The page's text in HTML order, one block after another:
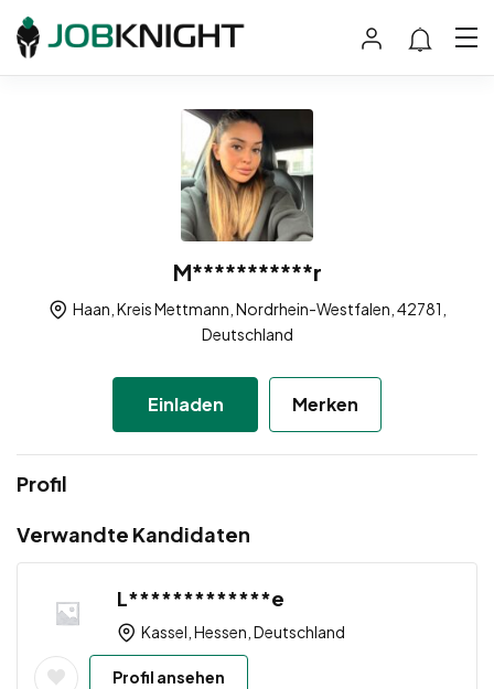
M***********r
Haan, Kreis Mettmann, Nordrhein-Westfalen, 42781,
Deutschland
Einladen Merken
Profil
Verwandte Kandidaten
L*************e
Kassel, Hessen, Deutschland
Profil ansehen